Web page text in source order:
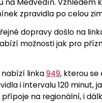
na Medvědín. Vzhledem
zpravidla po celou
dopravy došlo na
možnosti jak pro
linka949, kterou
i intervalu 120 minut,
na regionální, i